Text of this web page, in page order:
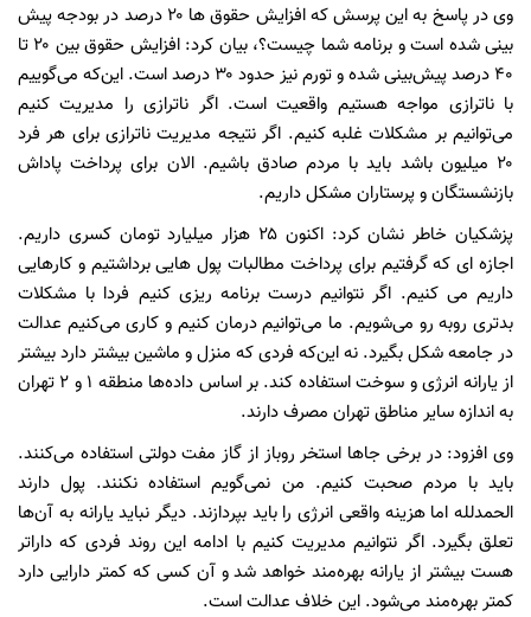
وی در پاسخ به این پرسش که افزایش حقوق ها ۲۰ درصد در بودجه پیش
بینی شده است و برنامه شما چیست؟، بیان کرد: افزایش حقوق بین ۲۰ تا
۴۰ درصد پیش‌بینی شده و تورم نیز حدود ۳۰ درصد است. این‌که می‌گوییم
با ناترازی مواجه هستیم واقعیت است. اگر ناترازی را مدیریت کنیم
می‌توانیم بر مشکلات غلبه کنیم‌. اگر نتیجه مدیریت ناترازی برای هر فرد
۲۰ میلیون باشد باید با مردم صادق باشیم. الان برای پرداخت پاداش
بازنشستگان و پرستاران مشکل داریم.
پزشکیان خاطر نشان کرد: اکنون ۲۵ هزار میلیارد تومان کسری داریم.
اجازه ای که گرفتیم برای پرداخت مطالبات پول هایی برداشتیم و کارهایی
داریم می کنیم. اگر نتوانیم درست برنامه ریزی کنیم فردا با مشکلات
بدتری روبه رو می‌شویم. ما می‌توانیم درمان کنیم و کاری می‌کنیم عدالت
در جامعه شکل بگیرد. نه این‌که فردی که منزل و ماشین بیشتر دارد بیشتر
از یارانه انرژی و سوخت استفاده کند. بر اساس داده‌ها منطقه ۱ و ۲ تهران
به اندازه سایر مناطق تهران مصرف دارند.
وی افزود: در برخی جاها استخر روباز از گاز مفت دولتی استفاده می‌کنند.
باید با مردم صحبت کنیم. من نمی‌گویم استفاده نکنند. پول دارند
الحمدلله اما هزینه واقعی انرژی را باید بپردازند. دیگر نباید یارانه به آن‌ها
تعلق بگیرد. اگر نتوانیم مدیریت کنیم با ادامه این روند فردی که داراتر
هست بیشتر از یارانه بهره‌مند خواهد شد و آن کسی که کمتر دارایی دارد
کمتر بهره‌مند می‌شود. این خلاف عدالت است.